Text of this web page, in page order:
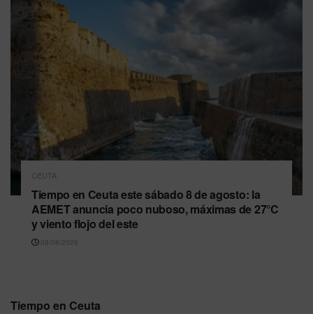
CEUTA
Tiempo en Ceuta este sábado 8 de agosto: la
AEMET anuncia poco nuboso, máximas de 27°C
y viento flojo del este
08/08/2026
Tiempo en Ceuta